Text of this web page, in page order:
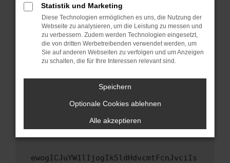
Betriebssystem auf dem neuesten Stand
sind.
Veraltete Software birgt nicht nur ein
Sicherheitsrisiko, sondern kann auch dazu
führen, dass bestimmte Funktionen nicht mehr
unterstützt werden.
Wende dich an den Webseitenbetreiber.
Wenn du alle oben genannten Schritte versucht
hast, kontaktiere uns bitte. Wir werden
versuchen, das Problem zu beheben. Du kannst
uns diesen Text schicken, um uns bei der
ewogICJuYW1lIjogIk5ldHdvcmtFcnJvciIs
Statistik und Marketing
Diese Technologien ermöglichen es uns, die Nutzung der
Webseite zu analysieren, um die Leistung zu messen und
zu verbessern. Zudem werden Technologien eingesetzt,
die von dritten Werbetreibenden verwendet werden, um
Sie auf anderen Webseiten zu verfolgen und um Anzeigen
zu schalten, die für Ihre Interessen relevant sind.
Speichern
Optionale Cookies ablehnen
Alle akzeptieren